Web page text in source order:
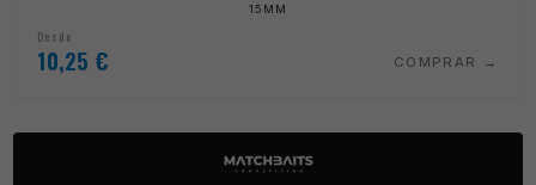
15MM
Desde
10,25 € COMPRAR